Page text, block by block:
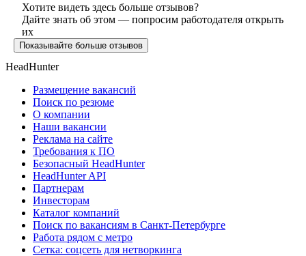
Хотите видеть здесь больше отзывов?
Дайте знать об этом — попросим работодателя открыть
их
Показывайте больше отзывов
HeadHunter
Размещение вакансий
Поиск по резюме
О компании
Наши вакансии
Реклама на сайте
Требования к ПО
Безопасный HeadHunter
HeadHunter API
Партнерам
Инвесторам
Каталог компаний
Поиск по вакансиям в Санкт-Петербурге
Работа рядом с метро
Сетка: соцсеть для нетворкинга